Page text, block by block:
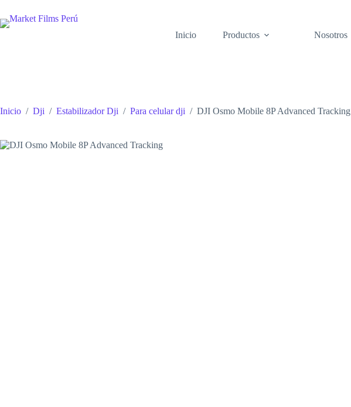
contenido
Inicio
Productos Nosotros
Inicio / Dji / Estabilizador Dji / Para celular dji / DJI Osmo Mobile 8P Advanced Tracking